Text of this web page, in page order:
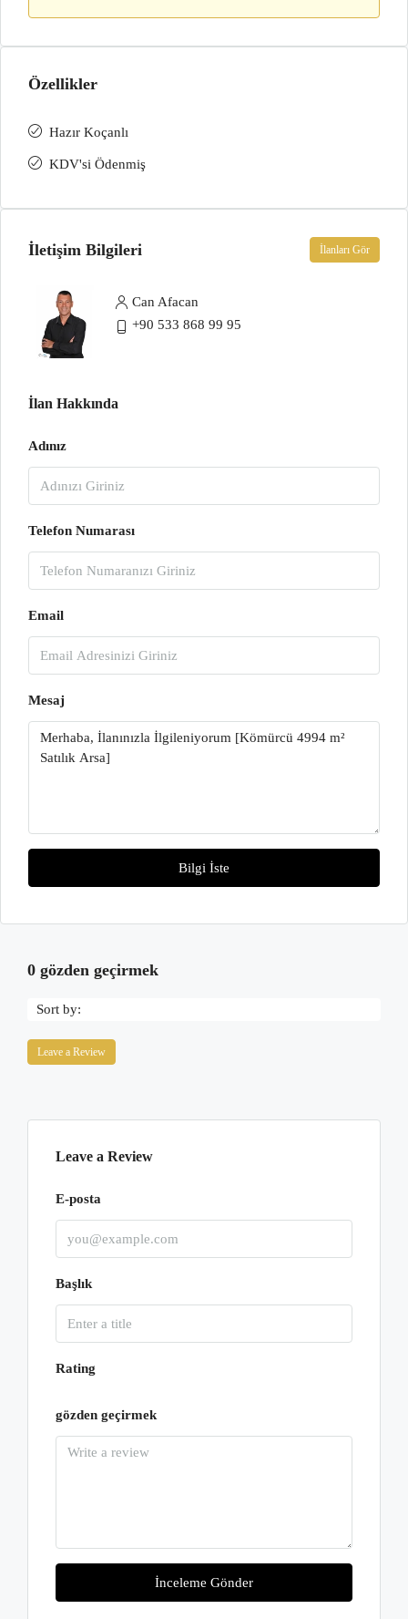
Özellikler
Hazır Koçanlı
KDV'si Ödenmiş
İletişim Bilgileri İlanları Gör
Can Afacan
+90 533 868 99 95
İlan Hakkında
Adınız
Telefon Numarası
Email
Mesaj
Bilgi İste
0 gözden geçirmek
Sort by:
Leave a Review
Leave a Review
E-posta
Başlık
Rating
gözden geçirmek
İnceleme Gönder